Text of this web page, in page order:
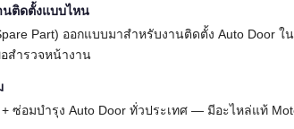
นติดตั้งแบบไหน
Part) ออกแบบมาสำหรับงานติดตั้ง Auto Door
สำรวจหน้างาน
ซ่อมบำรุง Auto Door ทั่วประเทศ — มีอะไหล่แท้